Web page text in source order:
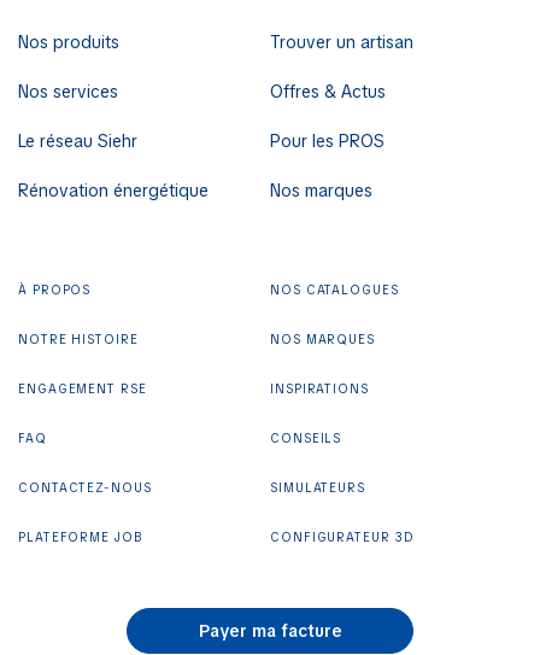
Nos produits
Nos services
Le réseau Siehr
Rénovation énergétique
Trouver un artisan
Offres & Actus
Pour les PROS
Nos marques
À PROPOS
NOTRE HISTOIRE
ENGAGEMENT RSE
FAQ
CONTACTEZ-NOUS
PLATEFORME JOB
NOS CATALOGUES
NOS MARQUES
INSPIRATIONS
CONSEILS
SIMULATEURS
CONFIGURATEUR 3D
Payer ma facture